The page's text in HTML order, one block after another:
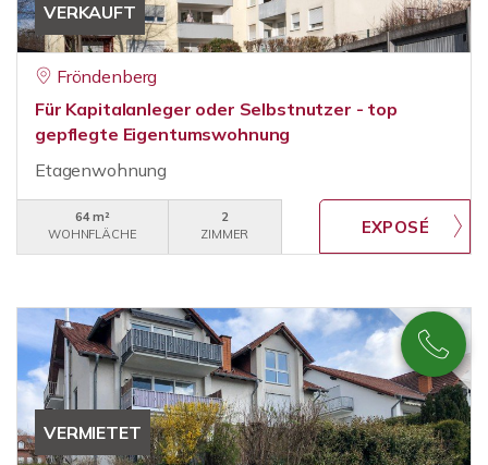
VERKAUFT
Fröndenberg
Für Kapitalanleger oder Selbstnutzer - top
gepflegte Eigentumswohnung
Etagenwohnung
64 m²
WOHNFLÄCHE
2
ZIMMER
VERMIETET